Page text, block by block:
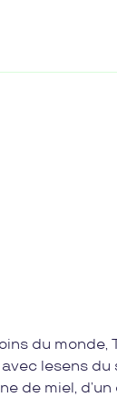
du monde,
lesens
de miel,